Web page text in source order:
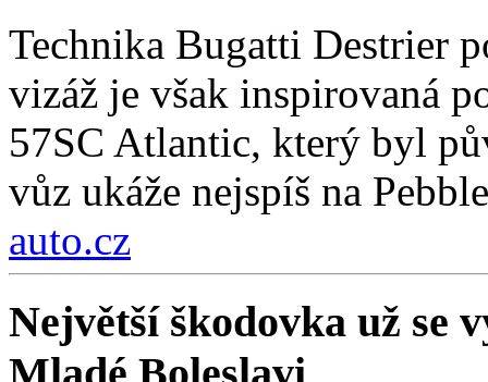
Technika Bugatti Destrier
vizáž je však inspirovaná
57SC Atlantic, který byl
vůz ukáže nejspíš na
auto.cz
Největší škodovka už se
Mladé Boleslavi